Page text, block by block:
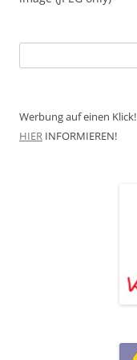
nach:
Werbung auf einen Klick!
HIER INFORMIEREN!